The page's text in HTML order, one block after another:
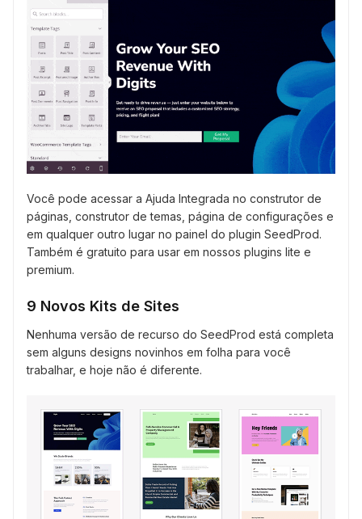
Você pode acessar a Ajuda Integrada no construtor de
páginas, construtor de temas, página de configurações e
em qualquer outro lugar no painel do plugin SeedProd.
Também é gratuito para usar em nossos plugins lite e
premium.
9 Novos Kits de Sites
Nenhuma versão de recurso do SeedProd está completa
sem alguns designs novinhos em folha para você
trabalhar, e hoje não é diferente.